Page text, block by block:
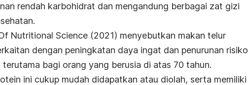
rendah karbohidrat dan mengandung berbagai zat gizi
Nutritional Science (2021) menyebutkan makan telur
dengan peningkatan daya ingat dan penurunan risiko
terutama bagi orang yang berusia di atas 70 tahun.
ini cukup mudah didapatkan atau diolah, serta memiliki